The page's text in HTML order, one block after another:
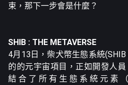
束，那下一步會是什麼？
SHIB : THE METAVERSE
4月13日，柴犬幣生態系統
的的元宇宙項目，正如開發人
結合了所有生態系統元素